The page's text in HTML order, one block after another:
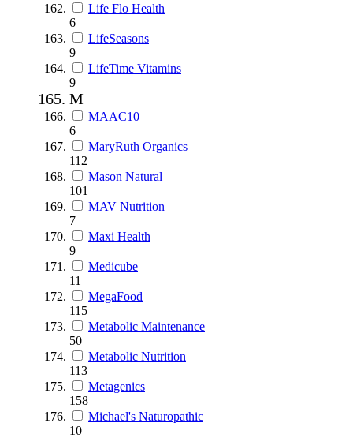
Life Flo Health
6
LifeSeasons
9
LifeTime Vitamins
9
M
MAAC10
6
MaryRuth Organics
112
Mason Natural
101
MAV Nutrition
7
Maxi Health
9
Medicube
11
MegaFood
115
Metabolic Maintenance
50
Metabolic Nutrition
113
Metagenics
158
Michael's Naturopathic
10